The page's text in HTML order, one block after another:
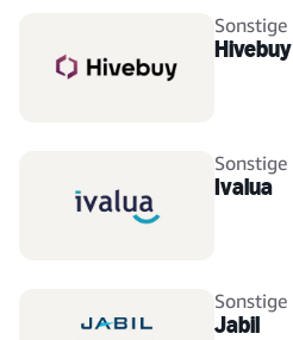
Sonstige
Hivebuy
Sonstige
Ivalua
Sonstige
Jabil